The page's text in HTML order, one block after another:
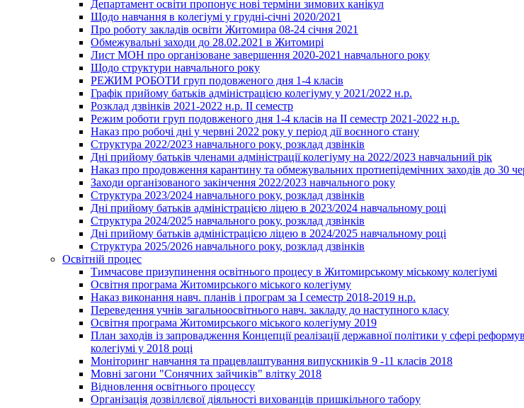
Департамент освіти пропонує нові терміни зимових канікул
Щодо навчання в колегіумі у грудні-січні 2020/2021
Про роботу закладів освіти Житомира 08-24 січня 2021
Обмежувальні заходи до 28.02.2021 в Житомирі
Лист МОН про організоване завершення 2020-2021 навчального року
Щодо структури навчального року
РЕЖИМ РОБОТИ груп подовженого дня 1-4 класів
Графік прийому батьків адміністрацією колегіуму у 2021/2022 н.р.
Розклад дзвінків 2021-2022 н.р. ІІ семестр
Режим роботи груп подовженого дня 1-4 класів на ІІ семестр 2021-2022 н.р.
Наказ про робочі дні у червні 2022 року у період дії воєнного стану
Структура 2022/2023 навчального року, розклад дзвінків
Дні прийому батьків членами адміністрації колегіуму на 2022/2023 навчальний рік
Наказ про продовження карантину та обмежувальних протиепідемічних заходів до 30
Заходи організованого закінчення 2022/2023 навчального року
Структура 2023/2024 навчального року, розклад дзвінків
Дні прийому батьків адміністрацією ліцею в 2023/2024 навчальному році
Структура 2024/2025 навчального року, розклад дзвінків
Дні прийому батьків адміністрацією ліцею в 2024/2025 навчальному році
Структура 2025/2026 навчального року, розклад дзвінків
Освітній процес
Тимчасове призупинення освітнього процесу в Житомирському міському колегіумі
Освітня програма Житомирського міського колегіуму
Наказ виконання навч. планів і програм за І семестр 2018-2019 н.р.
Переведення учнів загальноосвітнього навч. закладу до наступного класу
Освітня програма Житомирського міського колегіуму 2019
План заходів із запровадження Концепції реалізації державної політики у сфері
колегіумі у 2018 році
Моніторинг навчання та працевлаштування випускників 9 -11 класів 2018
Мовні загони "Сонячних зайчиків" влітку 2018
Відновлення освітнього процессу
Організація дозвіллєвої діяльності вихованців пришкільного табору